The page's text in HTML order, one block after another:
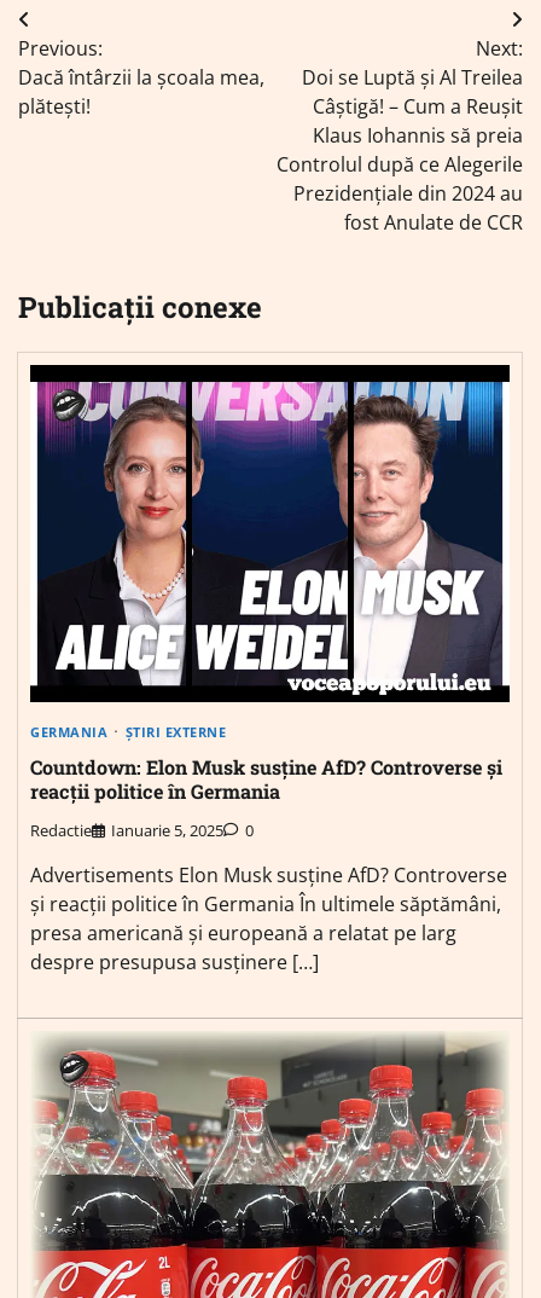
Navigare
în
articole
Previous:
Dacă întârzii la școala mea,
plătești!
Next:
Doi se Luptă și Al Treilea
Câștigă! – Cum a Reușit
Klaus Iohannis să preia
Controlul după ce Alegerile
Prezidențiale din 2024 au
fost Anulate de CCR
Publicații conexe
GERMANIA ȘTIRI EXTERNE
Countdown: Elon Musk susține AfD? Controverse și
reacții politice în Germania
Redactie Ianuarie 5, 2025 0
Advertisements Elon Musk susține AfD? Controverse
și reacții politice în Germania În ultimele săptămâni,
presa americană și europeană a relatat pe larg
despre presupusa susținere […]